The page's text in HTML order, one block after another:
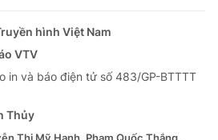
hình Việt Nam
VTV
in và báo điện tử số 483/GP-BTTTT
Thủy
Thị Mỹ Hạnh, Phạm Quốc Thắng,